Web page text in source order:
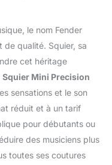
le nom Fender
de qualité. Squier, sa
cet héritage
Squier Mini Precision
sensations et le son
réduit et à un tarif
pour débutants ou
des musiciens plus
toutes ses coutures